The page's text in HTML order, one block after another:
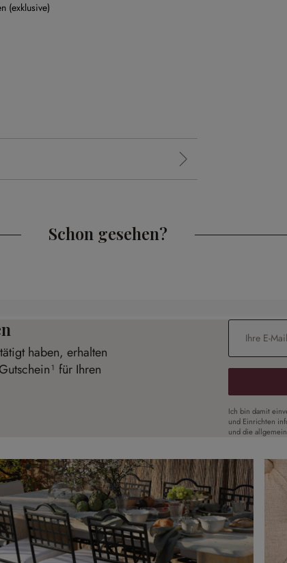
(exklusive)
Schon gesehen?
haben, erhalten
für Ihren
E-Mail-Adresse
Ich bin damit
und Einrichten
und die